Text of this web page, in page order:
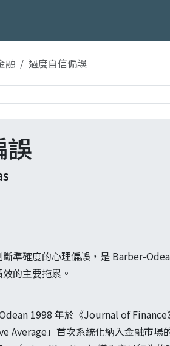
融 過度自信偏誤
誤
準確度的心理偏誤，是 Barber-
的主要拖累。
1998 年於《Journal of
Average」首次系統化納入金融市